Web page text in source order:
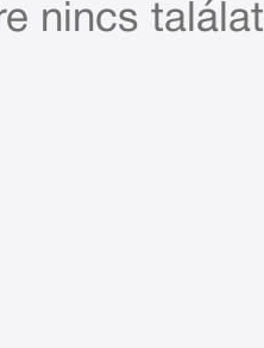
nincs találat